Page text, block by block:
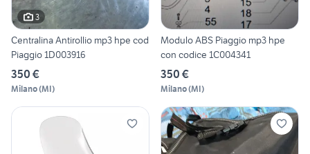
3
Centralina Antirollio mp3 hpe cod
Piaggio 1D003916
350 €
Milano(MI)
Modulo ABS Piaggio mp3 hpe
con codice 1C004341
350 €
Milano(MI)